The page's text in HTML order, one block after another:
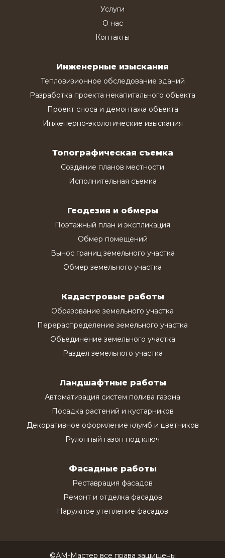
Услуги
О нас
Контакты
Инженерные изыскания
Тепловизионное обследование зданий
Разработка проекта некапитального объекта
Проект сноса и демонтажа объекта
Инженерно-экологические изыскания
Топографическая съемка
Создание планов местности
Исполнительная съемка
Геодезия и обмеры
Поэтажный план и экспликация
Обмер помещений
Вынос границ земельного участка
Обмер земельного участка
Кадастровые работы
Образование земельного участка
Перераспределение земельного участка
Объединение земельного участка
Раздел земельного участка
Ландшафтные работы
Автоматизация систем полива газона
Посадка растений и кустарников
Декоративное оформление клумб и цветников
Рулонный газон под ключ
Фасадные работы
Реставрация фасадов
Ремонт и отделка фасадов
Наружное утепление фасадов
©АМ-Мастер все права защищены